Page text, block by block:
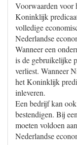
Voorwaarden voor
Koninklijk
volledige
Nederlandse
Wanneer een
is de gebruikelijke
verliest. Wanneer
het Koninklijk
inleveren.
Een bedrijf kan
bestendigen. Bij
moeten voldoen
Nederlandse